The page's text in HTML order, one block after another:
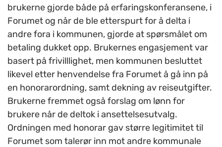
brukerne gjorde både på erfaringskonferansene, i
Forumet og når de ble etterspurt for å delta i
andre fora i kommunen, gjorde at spørsmålet om
betaling dukket opp. Brukernes engasjement var
basert på frivilllighet, men kommunen besluttet
likevel etter henvendelse fra Forumet å gå inn på
en honorarordning, samt dekning av reiseutgifter.
Brukerne fremmet også forslag om lønn for
brukere når de deltok i ansettelsesutvalg.
Ordningen med honorar gav større legitimitet til
Forumet som talerør inn mot andre kommunale